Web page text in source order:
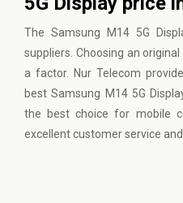
The Samsung M14 5G
suppliers. Choosing an
a factor. Nur Telecom
best Samsung M14 5G
the best choice for mobile
excellent customer service